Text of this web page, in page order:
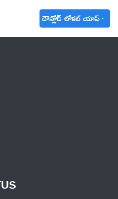
డౌన్లోడ్ లోకల్ యాప్